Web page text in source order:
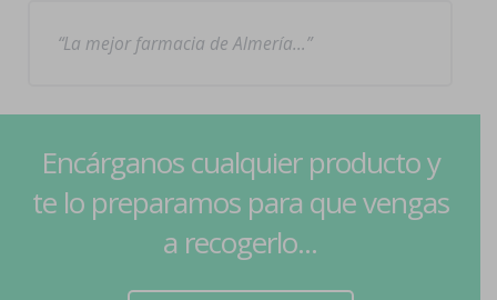
La mejor farmacia de Almería…
Encárganos cualquier producto y
te lo preparamos para que vengas
a recogerlo...